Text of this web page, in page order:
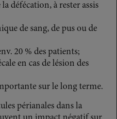
défécation, à rester assis
de sang, de pus ou de
20 % des patients;
en cas de lésion des
sur le long terme.
périanales dans la